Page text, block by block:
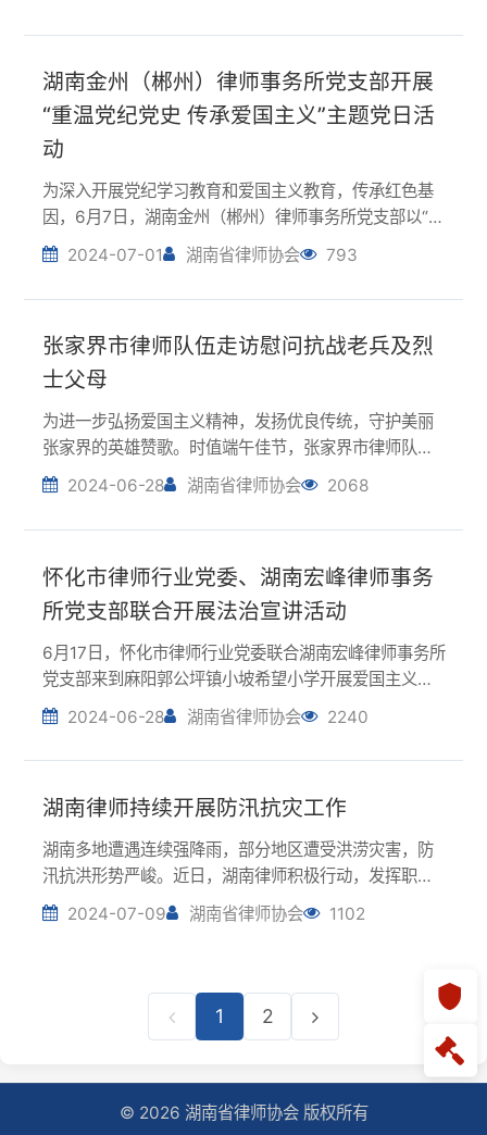
因，6月7日，湖南金州（郴州）律师事务所党支部以“党
动，组织全体党员及全体律师前往711时光小镇开展“重
温党纪党史，传承爱国主义”主题党日...
2024-07-01 湖南省律师协会 793
张家界市律师队伍走访慰问抗战老兵及烈
士父母
为进一步弘扬爱国主义精神，发扬优良传统，守护美丽
张家界的英雄赞歌。时值端午佳节，张家界市律师队伍
与爱心志愿者一行奔赴于张家界两区县，走访慰问6位抗
怀化市律师行业党委、湖南宏峰律师事务
所党支部联合开展法治宣讲活动
6月17日，怀化市律师行业党委联合湖南宏峰律师事务所
党支部来到麻阳郭公坪镇小坡希望小学开展爱国主义教
育法及防溺水、防性侵安全教育法治宣传活动。活动
邓宇，湖南宏峰律师事务所党支部书记舒适给全校学...
2024-06-28 湖南省律师协会 2240
湖南律师持续开展防汛抗灾工作
湖南多地遭遇连续强降雨，部分地区遭受洪涝灾害，防
作用，持续开展防汛抗灾工作，为打赢防汛抗灾攻坚战
贡献律师力量。岳阳市律师行业党委、市律师协会向华
容县团洲垸送去矿泉水、方便面、八宝粥等物资，为
受...
2024-07-09 湖南省律师协会 1102
1 2
© 2026 湖南省律师协会 版权所有